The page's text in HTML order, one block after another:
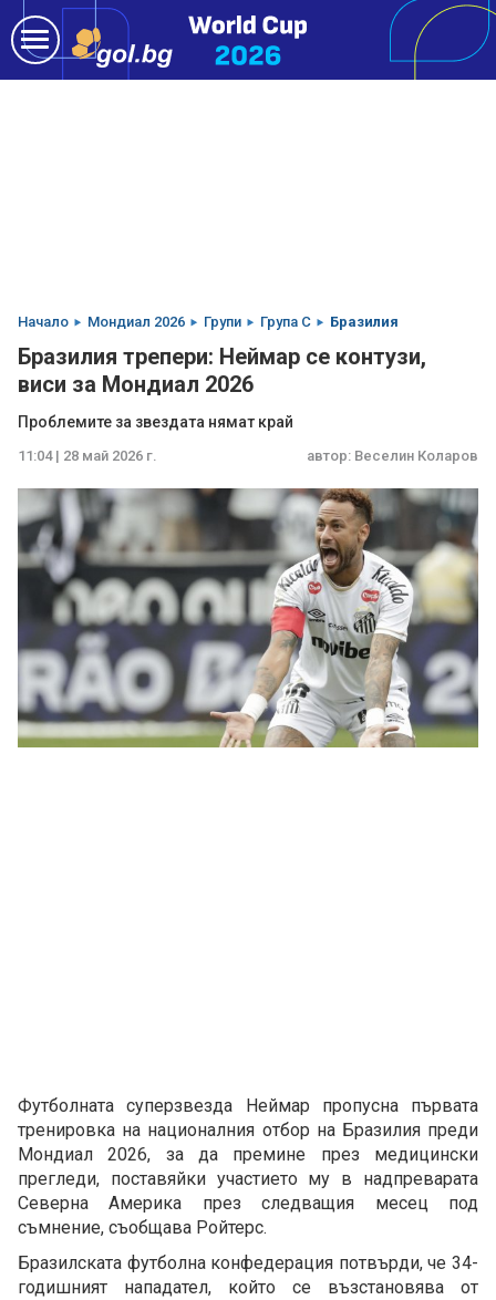
Начало Мондиал 2026 Групи Група C Бразилия
Бразилия трепери: Неймар се контузи,
виси за Мондиал 2026
Проблемите за звездата нямат край
11:04 | 28 май 2026 г. автор: Веселин Коларов
Футболната суперзвезда Неймар пропусна първата
тренировка на националния отбор на Бразилия преди
Мондиал 2026, за да премине през медицински
прегледи, поставяйки участието му в надпреварата
Северна Америка през следващия месец под
съмнение, съобщава Ройтерс.
Бразилската футболна конфедерация потвърди, че 34-
годишният нападател, който се възстановява от